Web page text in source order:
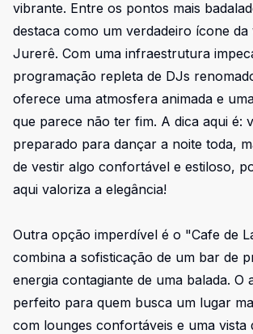
vibrante. Entre os pontos mais
destaca como um verdadeiro ícone
Jurerê. Com uma infraestrutura
programação repleta de DJs
oferece uma atmosfera animada e
que parece não ter fim. A dica aqui é:
preparado para dançar a noite toda,
de vestir algo confortável e estiloso,
aqui valoriza a elegância!
Outra opção imperdível é o "Cafe de
combina a sofisticação de um bar de
energia contagiante de uma balada. O
perfeito para quem busca um lugar
com lounges confortáveis e uma vista